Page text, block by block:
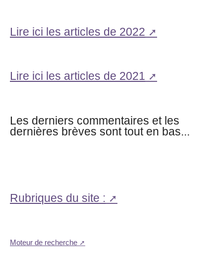
Lire ici les articles de 2022
Lire ici les articles de 2021
Les derniers commentaires et les
dernières brèves sont tout en bas...
Rubriques du site :
Moteur de recherche